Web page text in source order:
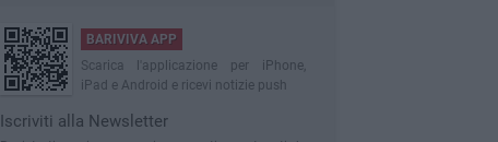
BARIVIVA APP
Scarica l'applicazione per iPhone,
iPad e Android e ricevi notizie push
Iscriviti alla Newsletter